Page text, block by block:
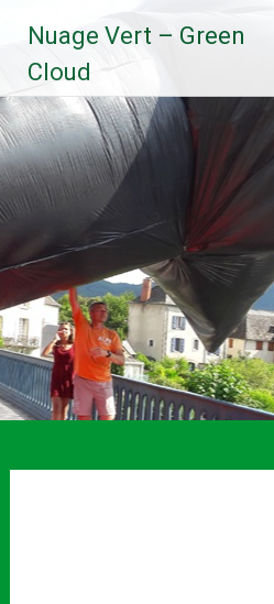
contenu
principal
Nuage Vert – Green
Cloud